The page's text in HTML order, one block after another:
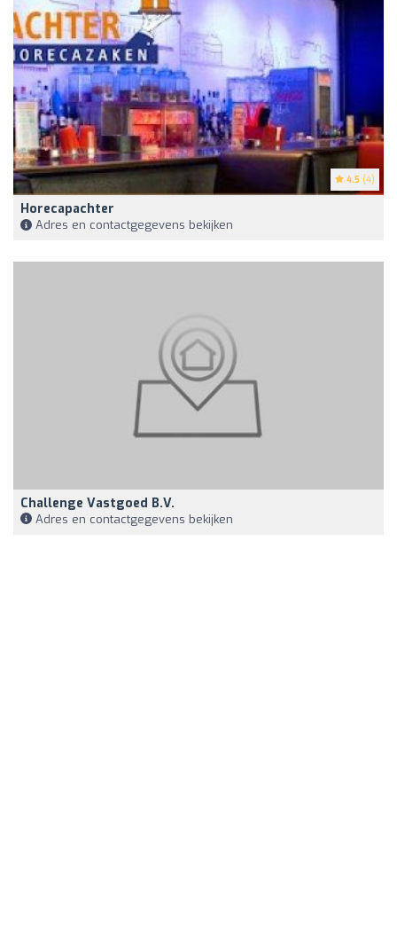
4.5 (4)
Horecapachter
Adres en contactgegevens bekijken
Challenge Vastgoed B.v.
Adres en contactgegevens bekijken